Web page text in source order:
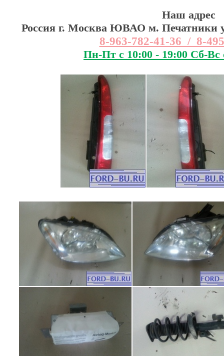
Наш адрес
Россия г. Москва ЮВАО м. Печатники
8-963-782-41-36 / 8-
Пн-Пт с 10:00 - 19:00 Сб-Вс